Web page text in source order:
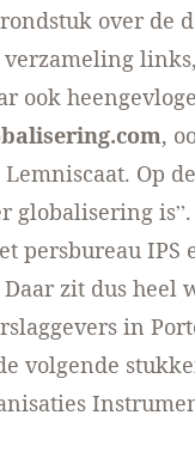
over de
ook
,
Op
globalisering
persbureau IPS
zit dus heel
in
volgende